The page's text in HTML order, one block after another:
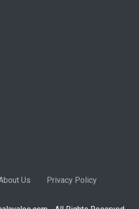
Us Privacy Policy